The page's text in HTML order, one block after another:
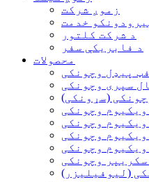
زموږ شرکت
خدمت
د شرکت کلتور
د فابریکې سفر
محصولات
پیډل وچونکی
سپری وچونکی
(سړونکی)
وچونکی
ویکیوم وچونکی
ویکیوم وچونکی
وچونکی
سکریپر وچونکی
(لیوفیلیزر)